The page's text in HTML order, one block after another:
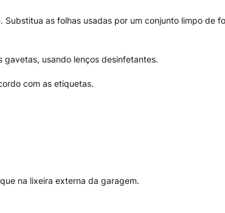
as folhas usadas por um conjunto limpo de
gavetas, usando lenços desinfetantes.
com as etiquetas.
na lixeira externa da garagem.